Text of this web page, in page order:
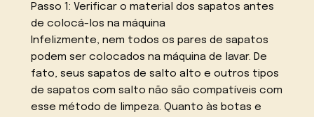
Passo 1: Verificar o material dos sapatos antes
de colocá-los na máquina
Infelizmente, nem todos os pares de sapatos
podem ser colocados na máquina de lavar. De
fato, seus sapatos de salto alto e outros tipos
de sapatos com salto não são compatíveis com
esse método de limpeza. Quanto às botas e